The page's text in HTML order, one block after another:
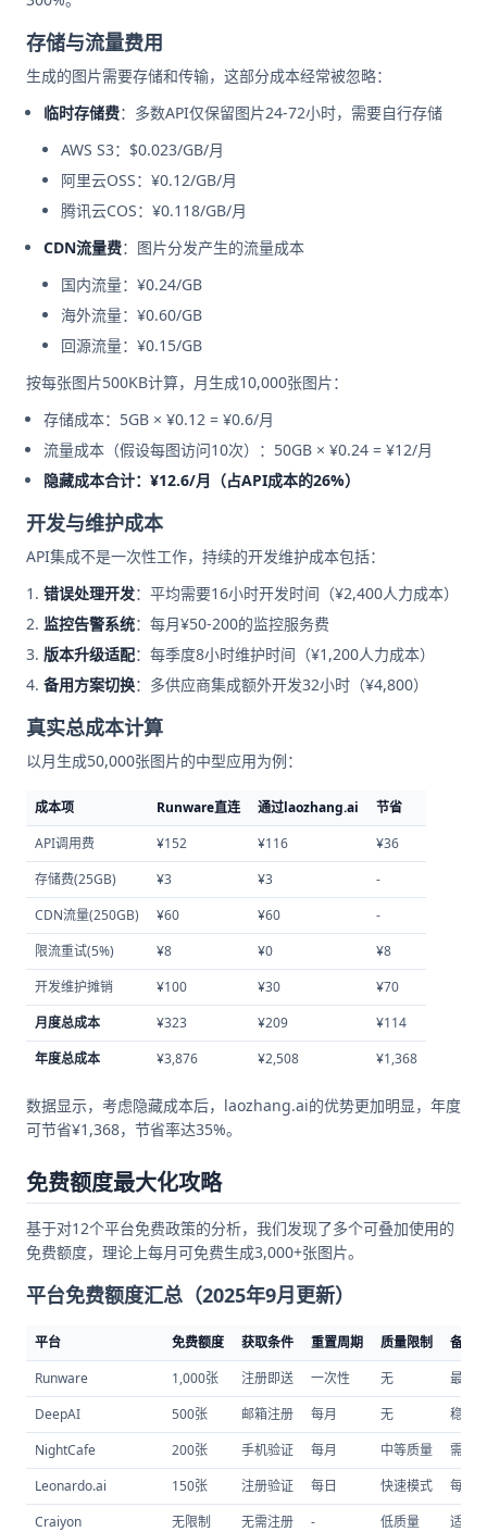
存储与流量费用
生成的图片需要存储和传输，这部分成本经常被忽略：
临时存储费：多数API仅保留图片24-72小时，需要自行存储
AWS S3：$0.023/GB/月
阿里云OSS：¥0.12/GB/月
腾讯云COS：¥0.118/GB/月
CDN流量费：图片分发产生的流量成本
国内流量：¥0.24/GB
海外流量：¥0.60/GB
回源流量：¥0.15/GB
按每张图片500KB计算，月生成10,000张图片：
存储成本：5GB × ¥0.12 = ¥0.6/月
流量成本（假设每图访问10次）：50GB × ¥0.24 = ¥12/月
隐藏成本合计：¥12.6/月（占API成本的26%）
开发与维护成本
API集成不是一次性工作，持续的开发维护成本包括：
错误处理开发：平均需要16小时开发时间（¥2,400人力成本）
监控告警系统：每月¥50-200的监控服务费
版本升级适配：每季度8小时维护时间（¥1,200人力成本）
备用方案切换：多供应商集成额外开发32小时（¥4,800）
真实总成本计算
以月生成50,000张图片的中型应用为例：
成本项 Runware直连 通过laozhang.ai
节省
API调用费
¥152 ¥116
¥36
存储费(25GB)
¥3 ¥3
-
CDN流量(250GB)
¥60 ¥60
-
限流重试(5%)
¥8 ¥0
¥8
开发维护摊销
¥100 ¥30
¥70
月度总成本
¥323 ¥209
¥114
年度总成本
¥3,876 ¥2,508 ¥1,368
数据显示，考虑隐藏成本后，laozhang.ai的优势更加明显，年度
可节省¥1,368，节省率达35%。
免费额度最大化攻略
基于对12个平台免费政策的分析，我们发现了多个可叠加使用的
免费额度，理论上每月可免费生成3,000+张图片。
平台免费额度汇总（2025年9月更新）
平台 免费额度 获取条件 重置周期 质量限制
备注
Runware
1,000张 注册即送 一次性 无
最推
DeepAI
500张 邮箱注册 每月 无
稳定
NightCafe
200张 手机验证 每月 中等质量
需要
Leonardo.ai
150张 注册验证 每日 快速模式
每日
Craiyon
无限制 无需注册 - 低质量
适合